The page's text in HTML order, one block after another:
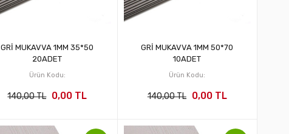
GRİ MUKAVVA 1MM 35*50
20ADET
Ürün Kodu:
140,00 TL 0,00 TL
GRİ MUKAVVA 1MM 50*70
10ADET
Ürün Kodu:
140,00 TL 0,00 TL